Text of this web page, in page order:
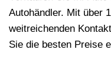
Autohändler. Mit über
weitreichenden
Sie die besten Preise